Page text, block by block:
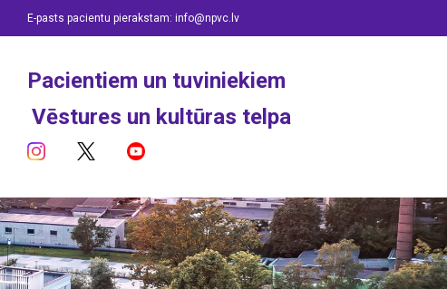
E-pasts pacientu pierakstam: info@npvc.lv
Pacientiem un tuviniekiem
Vēstures un kultūras telpa